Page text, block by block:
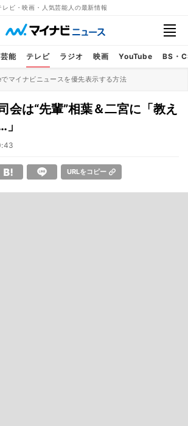
レビ・映画・人気芸能人の最新情報
芸能 テレビ ラジオ 映画 YouTube BS・
マイナビニュースを優先表示する方法
会は“先輩”相葉＆二宮に「教え
URLをコピー